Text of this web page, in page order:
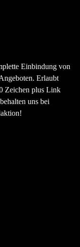
Einbindung von
Erlaubt
Zeichen plus Link
uns bei